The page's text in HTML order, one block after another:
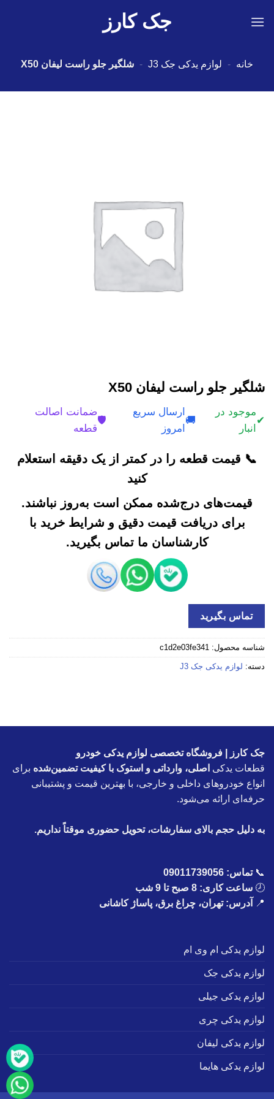
جک کارز
خانه - لوازم یدکی جک J3 - شلگیر جلو راست لیفان X50
شلگیر جلو راست لیفان X50
✔
موجود در
انبار
🚚
ارسال سریع
امروز
🛡️
ضمانت اصالت
قطعه
📞 قیمت قطعه را در کمتر از یک دقیقه استعلام
کنید
قیمت‌های درج‌شده ممکن است به‌روز نباشند.
برای دریافت قیمت دقیق و شرایط خرید با
کارشناسان ما تماس بگیرید.
تماس بگیرید
شناسه محصول: c1d2e03fe341
دسته: لوازم یدکی جک J3
جک کارز | فروشگاه تخصصی لوازم یدکی خودرو
قطعات یدکی اصلی، وارداتی و استوک با کیفیت تضمین‌شده برای
انواع خودروهای داخلی و خارجی، با بهترین قیمت و پشتیبانی
حرفه‌ای ارائه می‌شود.
به دلیل حجم بالای سفارشات، تحویل حضوری موقتاً نداریم.
📞تماس: 09011739056
🕗 ساعت کاری: 8 صبح تا 9 شب
📍
آدرس: تهران، چراغ برق، پاساژ کاشانی
لوازم یدکی ام وی ام
لوازم یدکی جک
لوازم یدکی جیلی
لوازم یدکی چری
لوازم یدکی لیفان
لوازم یدکی هایما